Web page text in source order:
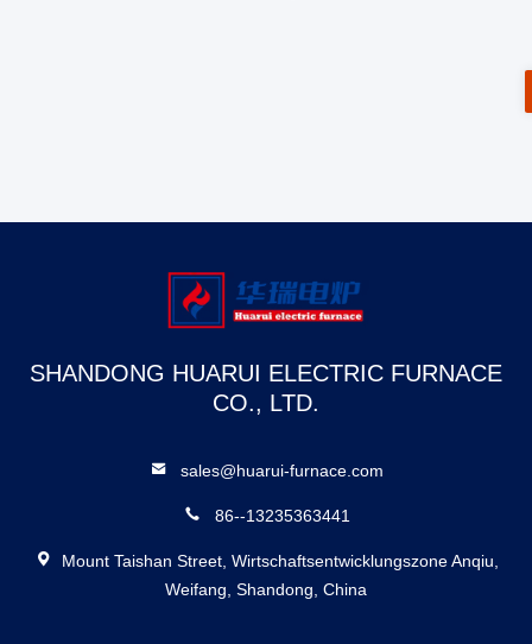
SHANDONG HUARUI ELECTRIC FURNACE
CO., LTD.
sales@huarui-furnace.com
86--13235363441
Mount Taishan Street, Wirtschaftsentwicklungszone Anqiu,
Weifang, Shandong, China